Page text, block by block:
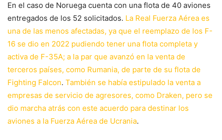
En el caso de Noruega cuenta con una flota de 40 aviones
entregados de los 52 solicitados. La Real Fuerza Aérea es
una de las menos afectadas, ya que el reemplazo de los F-
16 se dio en 2022 pudiendo tener una flota completa y
activa de F-35A; a la par que avanzó en la venta de
terceros países, como Rumania, de parte de su flota de
Fighting Falcon. También se había estipulado la venta a
empresas de servicio de agresores, como Draken, pero se
dio marcha atrás con este acuerdo para destinar los
aviones a la Fuerza Aérea de Ucrania.